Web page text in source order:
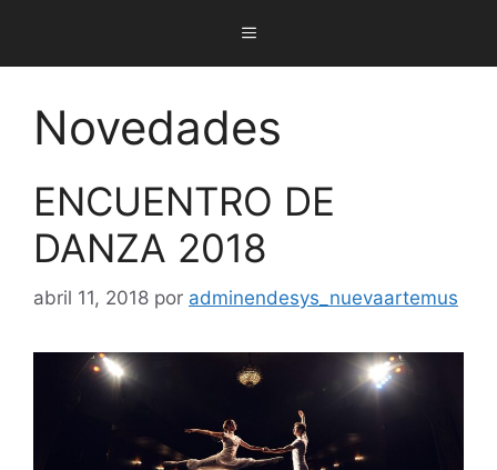
Novedades
ENCUENTRO DE
DANZA 2018
abril 11, 2018 por adminendesys_nuevaartemus